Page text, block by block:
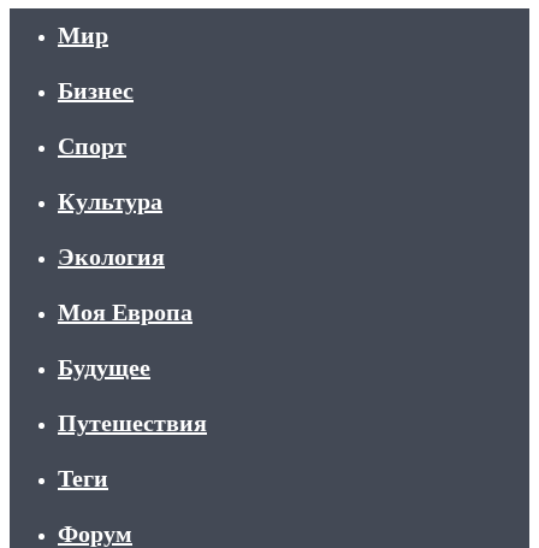
Мир
Бизнес
Спорт
Культура
Экология
Моя Европа
Будущее
Путешествия
Теги
Форум